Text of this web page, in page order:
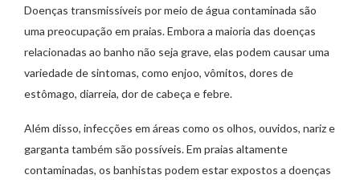
Doenças transmissíveis por meio de água contaminada são
uma preocupação em praias. Embora a maioria das doenças
relacionadas ao banho não seja grave, elas podem causar uma
variedade de sintomas, como enjoo, vômitos, dores de
estômago, diarreia, dor de cabeça e febre.
Além disso, infecções em áreas como os olhos, ouvidos, nariz e
garganta também são possíveis. Em praias altamente
contaminadas, os banhistas podem estar expostos a doenças